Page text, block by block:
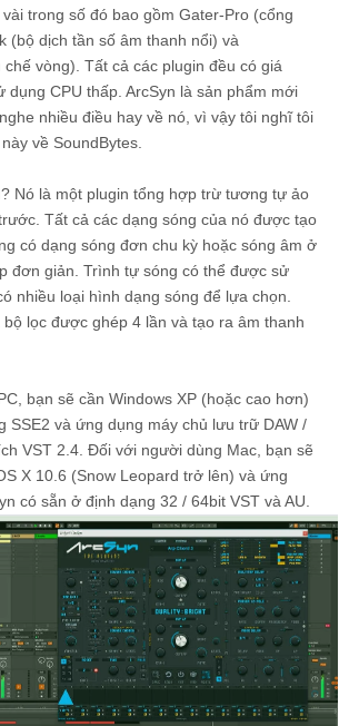
trong số đó bao gồm Gater-Pro (cổng
(bộ dịch tần số âm thanh nổi) và
vòng). Tất cả các plugin đều có giá
dụng CPU thấp. ArcSyn là sản phẩm mới
nhiều điều hay về nó, vì vậy tôi nghĩ tôi
về SoundBytes.
Nó là một plugin tổng hợp trừ tương tự ảo
Tất cả các dạng sóng của nó được tạo
có dạng sóng đơn chu kỳ hoặc sóng âm ở
đơn giản. Trình tự sóng có thể được sử
nhiều loại hình dạng sóng để lựa chọn.
lọc được ghép 4 lần và tạo ra âm thanh
bạn sẽ cần Windows XP (hoặc cao hơn)
SSE2 và ứng dụng máy chủ lưu trữ DAW /
VST 2.4. Đối với người dùng Mac, bạn sẽ
X 10.6 (Snow Leopard trở lên) và ứng
có sẵn ở định dạng 32 / 64bit VST và AU.